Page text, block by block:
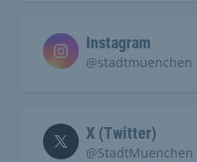
Instagram
@stadtmuenchen
X (Twitter)
@StadtMuenchen